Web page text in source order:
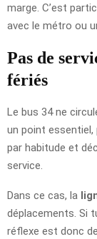
marge. C’est
avec le métro ou
Pas de
fériés
Le bus 34 ne
un point essentiel,
par habitude et
service.
Dans ce cas, la
déplacements. Si
réflexe est donc